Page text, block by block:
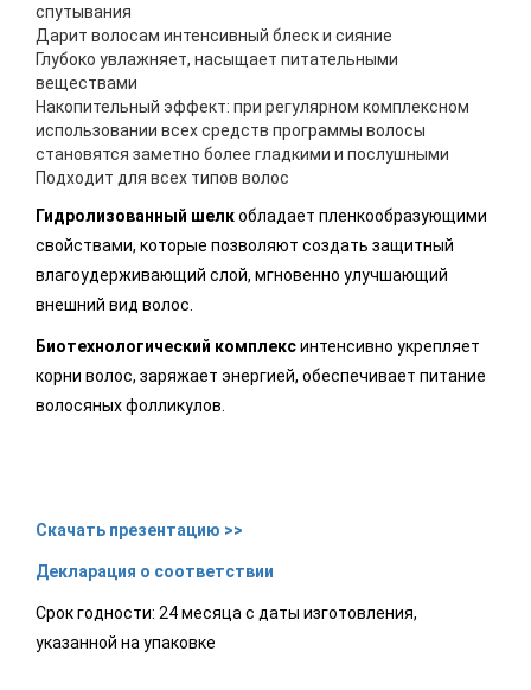
спутывания
Дарит волосам интенсивный блеск и сияние
Глубоко увлажняет, насыщает питательными
веществами
Накопительный эффект: при регулярном комплексном
использовании всех средств программы волосы
становятся заметно более гладкими и послушными
Подходит для всех типов волос
Гидролизованный шелкобладает пленкообразующими
свойствами, которые позволяют создать защитный
влагоудерживающий слой, мгновенно улучшающий
внешний вид волос.
Биотехнологический комплексинтенсивно укрепляет
корни волос, заряжает энергией, обеспечивает питание
волосяных фолликулов.
Скачать презентацию >>
Декларация о соответствии
Срок годности: 24 месяца с даты изготовления,
указанной на упаковке